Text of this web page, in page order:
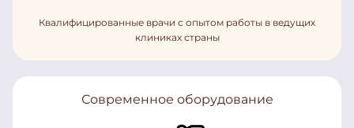
Квалифицированные врачи с опытом работы в ведущих
клиниках страны
Современное оборудование